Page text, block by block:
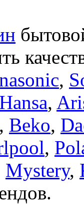
,
Hansa,
, Beko,
,
Mystery,